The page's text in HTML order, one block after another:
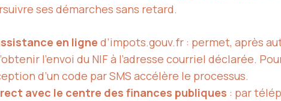
ses démarches sans retard.
en ligne d’impots.gouv.fr : permet, après
l’envoi du NIF à l’adresse courriel déclarée.
d’un code par SMS accélère le processus.
avec le centre des finances publiques : par